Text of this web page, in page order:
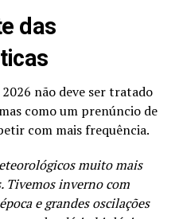
das
não deve ser tratado
como um prenúncio de
com mais frequência.
muito mais
Tivemos inverno com
e grandes oscilações